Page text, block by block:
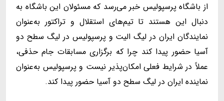
از باشگاه پرسپولیس خبر می‌رسد که مسئولان این باشگاه به
دنبال این هستند تا تیم‌های استقلال و تراکتور به‌عنوان
نمایندگان ایران در لیگ الیت و پرسپولیس در لیگ سطح دو
آسیا حضور پیدا کند چرا که برگزاری مسابقات جام حذفی،
عملاً در شرایط فعلی امکان‌پذیر نیست و پرسپولیس به‌عنوان
نماینده ایران در لیگ سطح دو آسیا حضور پیدا کند.